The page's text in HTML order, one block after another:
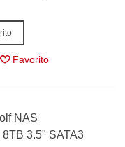
Favorito
NAS
3.5" SATA3